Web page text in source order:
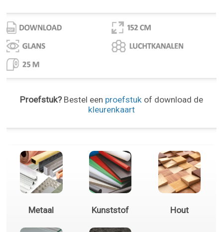
Proefstuk?Bestel een proefstukof download de
kleurenkaart
Metaal Kunststof Hout